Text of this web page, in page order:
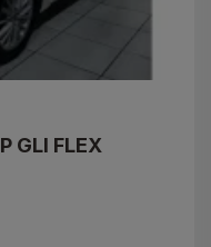
GLI FLEX